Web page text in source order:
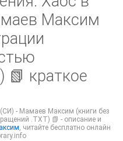
Максим
📗 краткое
- Мамаев Максим (книги без
.TXT) 📗 - описание и
, читайте бесплатно онлайн